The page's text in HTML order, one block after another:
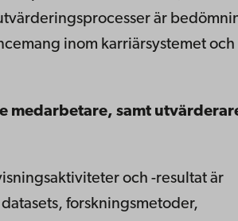
är
inom karriärsystemet och
medarbetare, samt
och -resultat är
forskningsmetoder,